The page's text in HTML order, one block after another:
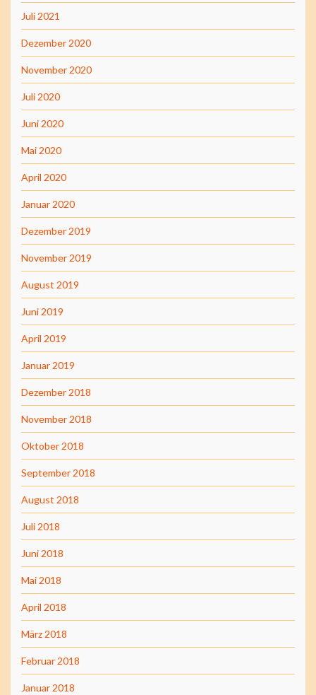
Juli 2021
Dezember 2020
November 2020
Juli 2020
Juni 2020
Mai 2020
April 2020
Januar 2020
Dezember 2019
November 2019
August 2019
Juni 2019
April 2019
Januar 2019
Dezember 2018
November 2018
Oktober 2018
September 2018
August 2018
Juli 2018
Juni 2018
Mai 2018
April 2018
März 2018
Februar 2018
Januar 2018